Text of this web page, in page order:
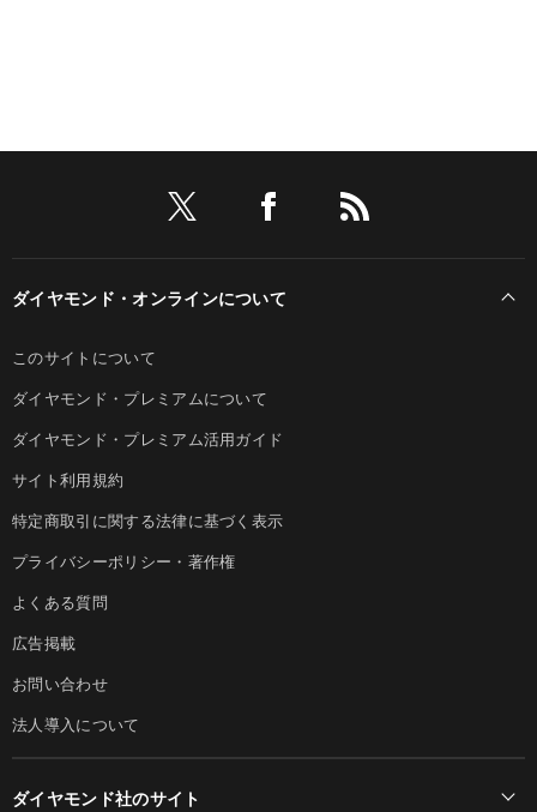
ダイヤモンド・オンラインについて
このサイトについて
ダイヤモンド・プレミアムについて
ダイヤモンド・プレミアム活用ガイド
サイト利用規約
特定商取引に関する法律に基づく表示
プライバシーポリシー・著作権
よくある質問
広告掲載
お問い合わせ
法人導入について
ダイヤモンド社のサイト